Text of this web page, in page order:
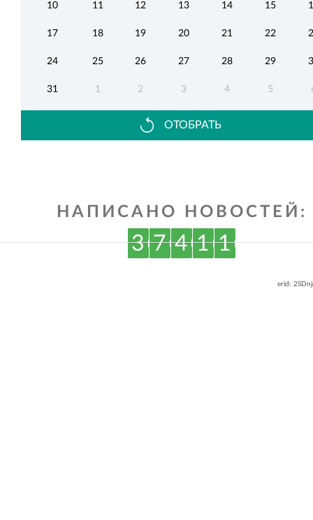
10 11 12 13 14 15
17 18 19 20 21 22
24 25 26 27 28 29
31 1 2 3 4 5
ОТОБРАТЬ
НАПИСАНО НОВОСТЕЙ:
3 7 4 1 1
erid: